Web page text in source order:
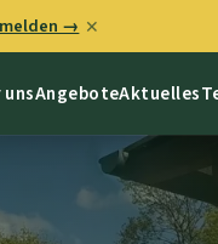
→ ✕
AngeboteAktuelles